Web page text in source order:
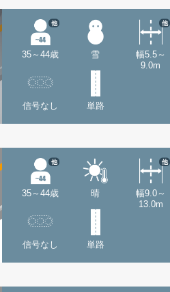
35～44歳
他
雪
幅5.5～
9.0m
他
信号なし 単路
35～44歳
他
晴
幅9.0～
13.0m
他
信号なし 単路